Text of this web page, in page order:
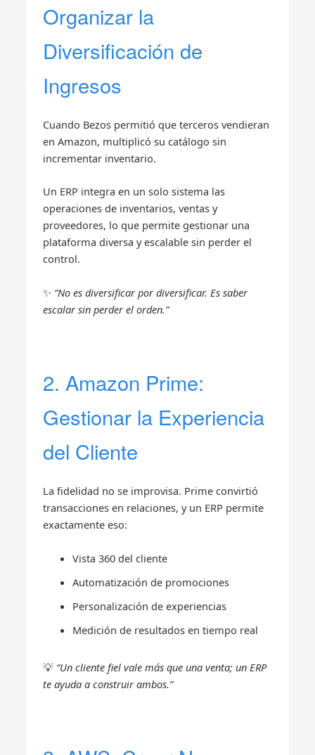
Organizar la
Diversificación de
Ingresos
Cuando Bezos permitió que terceros vendieran
en Amazon, multiplicó su catálogo sin
incrementar inventario.
Un ERP integra en un solo sistema las
operaciones de inventarios, ventas y
proveedores, lo que permite gestionar una
plataforma diversa y escalable sin perder el
control.
✨ “No es diversificar por diversificar. Es saber
escalar sin perder el orden.”
2. Amazon Prime:
Gestionar la Experiencia
del Cliente
La fidelidad no se improvisa. Prime convirtió
transacciones en relaciones, y un ERP permite
exactamente eso:
Vista 360 del cliente
Automatización de promociones
Personalización de experiencias
Medición de resultados en tiempo real
💡 “Un cliente fiel vale más que una venta; un ERP
te ayuda a construir ambos.”